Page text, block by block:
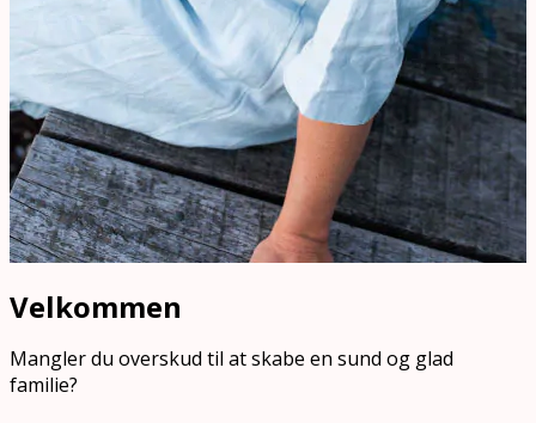
Velkommen
Mangler du overskud til at skabe en sund og glad
familie?